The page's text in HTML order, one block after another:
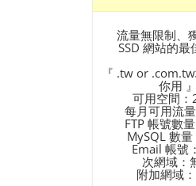
流量無限制、
SSD 網站的最
『 .tw or
你用 』
可用空間：
每月可用流
FTP 帳號數
MySQL 數
Email 帳號
次網域：
附加網域